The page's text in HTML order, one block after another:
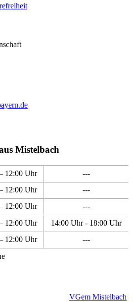
Mistelbach
12:00 Uhr
---
12:00 Uhr
---
12:00 Uhr
---
12:00 Uhr
14:00 Uhr - 18:00 Uhr
12:00 Uhr
---
VGem Mistelbach